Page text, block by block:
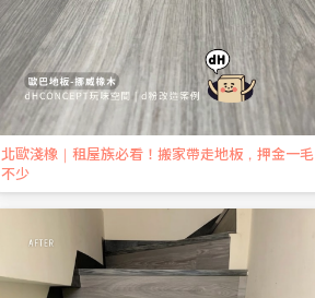
北歐淺橡｜租屋族必看！搬家帶走地板，押金一毛
不少